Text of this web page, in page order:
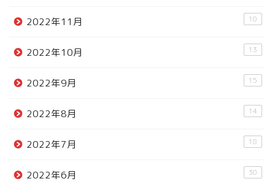
2022年11月 10
2022年10月 13
2022年9月 15
2022年8月 14
2022年7月 18
2022年6月 30